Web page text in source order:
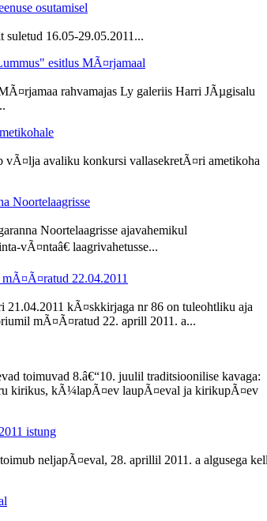
osutamisel
suletud 16.05-29.05.2011...
esitlus MÃ¤rjamaal
rahvamajas Ly galeriis Harri JÃµgisalu
vÃ¤lja avaliku konkursi vallasekretÃ¤ri ametikoha
Noortelaagrisse
Noortelaagrisse ajavahemikul
vÃ¤ntaâ€ laagrivahetusse...
22.04.2011
21.04.2011 kÃ¤skkirjaga nr 86 on tuleohtliku aja
mÃ¤Ã¤ratud 22. aprill 2011. a...
toimuvad 8.â€“10. juulil traditsioonilise kavaga:
kirikus, kÃ¼lapÃ¤ev laupÃ¤eval ja kirikupÃ¤ev
istung
neljapÃ¤eval, 28. aprillil 2011. a algusega kell